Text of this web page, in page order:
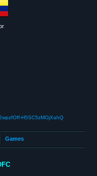
H5SC5zMOjXahQ
Games